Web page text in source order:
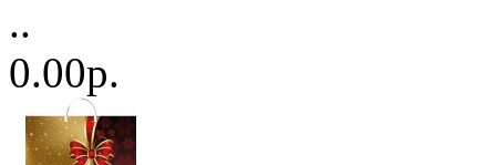
..
0.00р.